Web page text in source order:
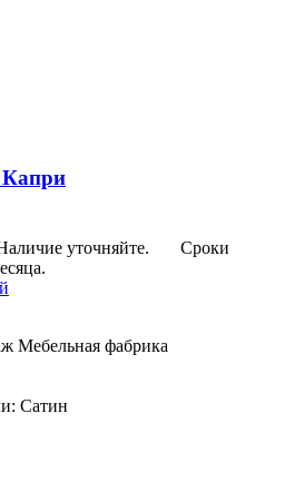
Капри
уточняйте.
Сроки
Мебельная фабрика
: Сатин